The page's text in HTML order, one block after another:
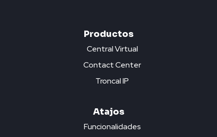
Productos
Central Virtual
Contact Center
Troncal IP
Atajos
Funcionalidades